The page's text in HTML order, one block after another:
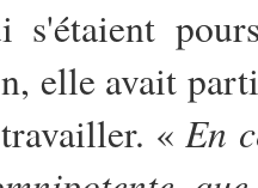
s'étaient
elle avait
«En